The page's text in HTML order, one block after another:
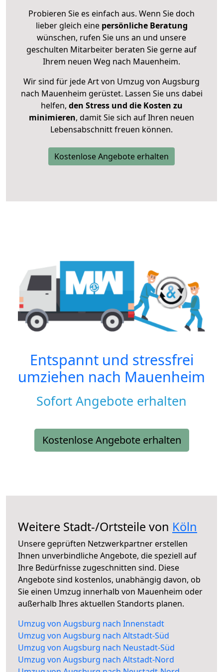
Probieren Sie es einfach aus. Wenn Sie doch
lieber gleich eine persönliche Beratung
wünschen, rufen Sie uns an und unsere
geschulten Mitarbeiter beraten Sie gerne auf
Ihrem neuen Weg nach Mauenheim.
Wir sind für jede Art von Umzug von Augsburg
nach Mauenheim gerüstet. Lassen Sie uns dabei
helfen, den Stress und die Kosten zu
minimieren, damit Sie sich auf Ihren neuen
Lebensabschnitt freuen können.
Kostenlose Angebote erhalten
Entspannt und stressfrei
umziehen nach Mauenheim
Sofort Angebote erhalten
Kostenlose Angebote erhalten
Weitere Stadt-/Ortsteile von Köln
Unsere geprüften Netzwerkpartner erstellen
Ihnen unverbindliche Angebote, die speziell auf
Ihre Bedürfnisse zugeschnitten sind. Diese
Angebote sind kostenlos, unabhängig davon, ob
Sie einen Umzug innerhalb von Mauenheim oder
außerhalb Ihres aktuellen Standorts planen.
Umzug von Augsburg nach Innenstadt
Umzug von Augsburg nach Altstadt-Süd
Umzug von Augsburg nach Neustadt-Süd
Umzug von Augsburg nach Altstadt-Nord